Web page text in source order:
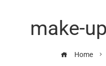
make-
Home